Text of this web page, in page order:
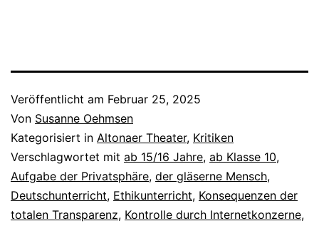
Veröffentlicht am Februar 25, 2025
Von Susanne Oehmsen
Kategorisiert in Altonaer Theater, Kritiken
Verschlagwortet mit ab 15/16 Jahre, ab Klasse 10,
Aufgabe der Privatsphäre, der gläserne Mensch,
Deutschunterricht, Ethikunterricht, Konsequenzen der
totalen Transparenz, Kontrolle durch Internetkonzerne,